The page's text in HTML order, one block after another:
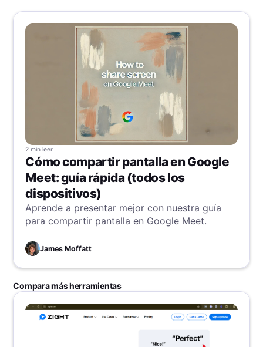
2 min leer
Cómo compartir pantalla en Google
Meet: guía rápida (todos los
dispositivos)
Aprende a presentar mejor con nuestra guía
para compartir pantalla en Google Meet.
James Moffatt
Compara más herramientas